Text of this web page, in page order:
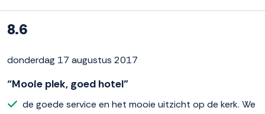
8.6
donderdag 17 augustus 2017
“Mooie plek, goed hotel”
de goede service en het mooie uitzicht op de kerk. We